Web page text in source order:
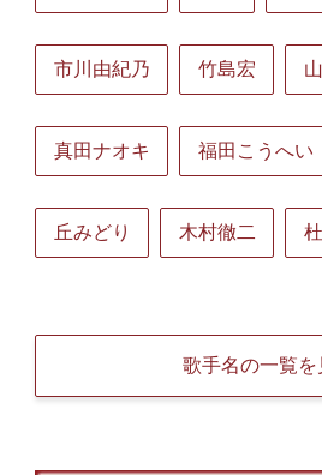
市川由紀乃 竹島宏
真田ナオキ 福田こうへい
丘みどり 木村徹二
歌手名の一覧を